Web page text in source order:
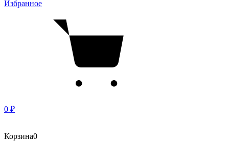
Избранное
0 ₽
Корзина0